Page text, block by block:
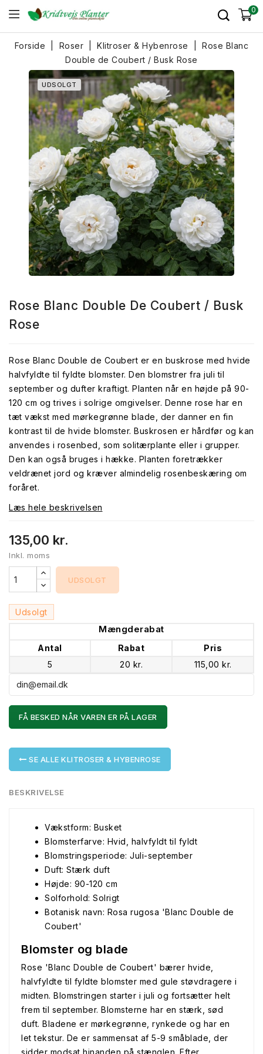
0
Forside Roser Klitroser & Hybenrose
Rose Blanc
Double de Coubert / Busk Rose
UDSOLGT
Rose Blanc Double De Coubert / Busk
Rose
Rose Blanc Double de Coubert er en buskrose med hvide
halvfyldte til fyldte blomster. Den blomstrer fra juli til
september og dufter kraftigt. Planten når en højde på 90-
120 cm og trives i solrige omgivelser. Denne rose har en
tæt vækst med mørkegrønne blade, der danner en fin
kontrast til de hvide blomster. Buskrosen er hårdfør og kan
anvendes i rosenbed, som solitærplante eller i grupper.
Den kan også bruges i hække. Planten foretrækker
veldrænet jord og kræver almindelig rosenbeskæring om
foråret.
Læs hele beskrivelsen
135,00 kr.
Inkl. moms
UDSOLGT
Udsolgt
Mængderabat
Antal Rabat
Pris
5
20 kr. 115,00 kr.
FÅ BESKED NÅR VAREN ER PÅ LAGER
SE ALLE KLITROSER & HYBENROSE
BESKRIVELSE
Vækstform: Busket
Blomsterfarve: Hvid, halvfyldt til fyldt
Blomstringsperiode: Juli-september
Duft: Stærk duft
Højde: 90-120 cm
Solforhold: Solrigt
Botanisk navn: Rosa rugosa 'Blanc Double de
Coubert'
Blomster og blade
Rose 'Blanc Double de Coubert' bærer hvide,
halvfyldte til fyldte blomster med gule støvdragere i
midten. Blomstringen starter i juli og fortsætter helt
frem til september. Blomsterne har en stærk, sød
duft. Bladene er mørkegrønne, rynkede og har en
let tekstur. De er sammensat af 5-9 småblade, der
sidder modsat hinanden på stænglen. Efter